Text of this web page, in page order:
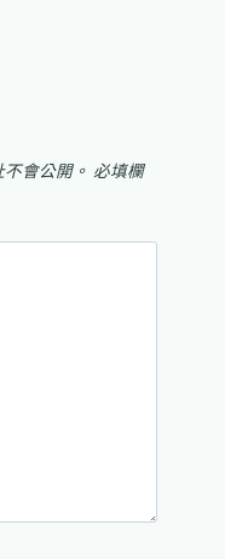
會公開。 必填欄